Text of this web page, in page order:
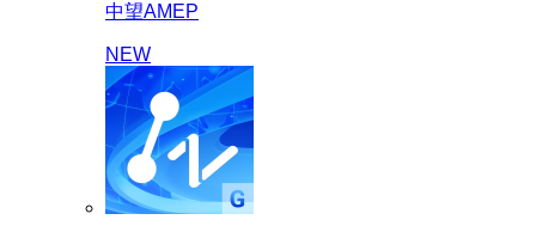
中望AMEP
NEW